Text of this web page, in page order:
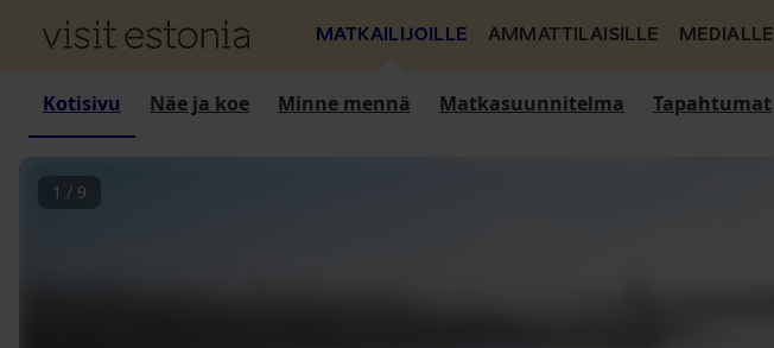
MATKAILIJOILLE AMMATTILAISILLE MEDIALLE
Kotisivu Näe ja koe Minne mennä Matkasuunnitelma Tapahtumat
1 / 9